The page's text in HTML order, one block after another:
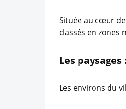
Située au cœur
classés en zones
Les paysages :
Les environs du